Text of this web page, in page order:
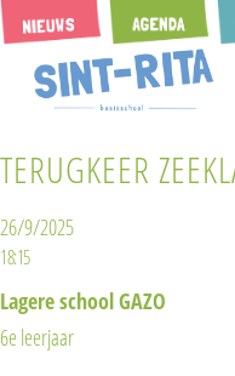
TERUGKEER
26/9/2025
18:15
Lagere school GAZO
6e leerjaar